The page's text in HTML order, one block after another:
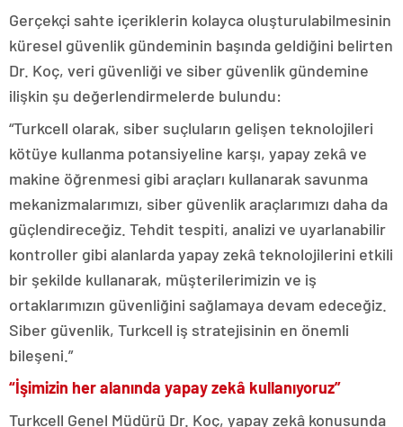
Gerçekçi sahte içeriklerin kolayca oluşturulabilmesinin
küresel güvenlik gündeminin başında geldiğini belirten
Dr. Koç, veri güvenliği ve siber güvenlik gündemine
ilişkin şu değerlendirmelerde bulundu:
“Turkcell olarak, siber suçluların gelişen teknolojileri
kötüye kullanma potansiyeline karşı, yapay zekâ ve
makine öğrenmesi gibi araçları kullanarak savunma
mekanizmalarımızı, siber güvenlik araçlarımızı daha da
güçlendireceğiz. Tehdit tespiti, analizi ve uyarlanabilir
kontroller gibi alanlarda yapay zekâ teknolojilerini etkili
bir şekilde kullanarak, müşterilerimizin ve iş
ortaklarımızın güvenliğini sağlamaya devam edeceğiz.
Siber güvenlik, Turkcell iş stratejisinin en önemli
bileşeni.”
“İşimizin her alanında yapay zekâ kullanıyoruz”
Turkcell Genel Müdürü Dr. Koç, yapay zekâ konusunda